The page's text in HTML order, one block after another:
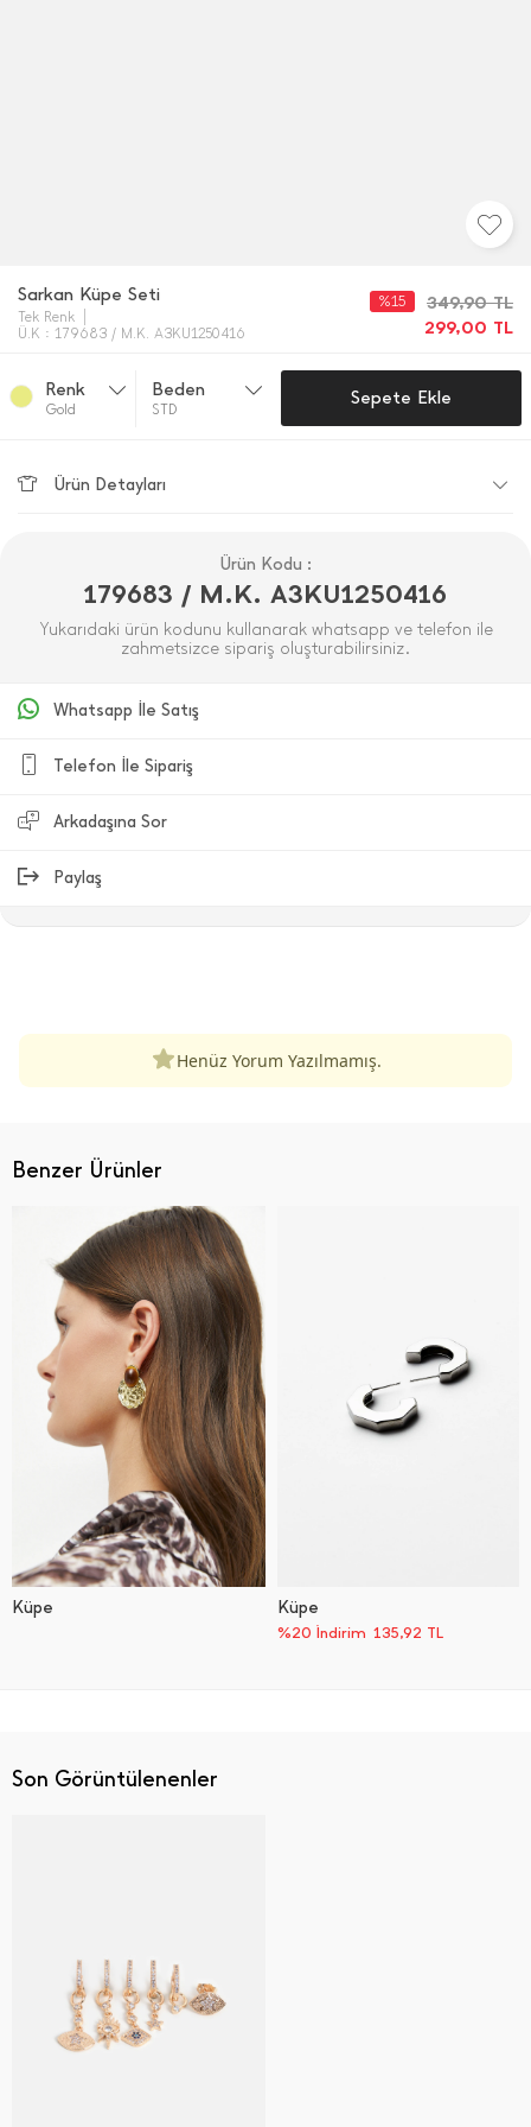
Sarkan Küpe Seti
Tek Renk
Ü.K : 179683 / M.K. A3KU1250416
349,90TL
299,00 TL
%15
Renk
Gold
Beden
STD
Sepete Ekle
Ürün Detayları
Ürün Kodu :
179683 / M.K. A3KU1250416
Yukarıdaki ürün kodunu kullanarak whatsapp ve telefon ile
zahmetsizce sipariş oluşturabilirsiniz.
Whatsapp İle Satış
Telefon İle Sipariş
Arkadaşına Sor
Paylaş
Henüz Yorum Yazılmamış.
Benzer Ürünler
Küpe Küpe
%20 İndirim 135,92 TL
Son Görüntülenenler